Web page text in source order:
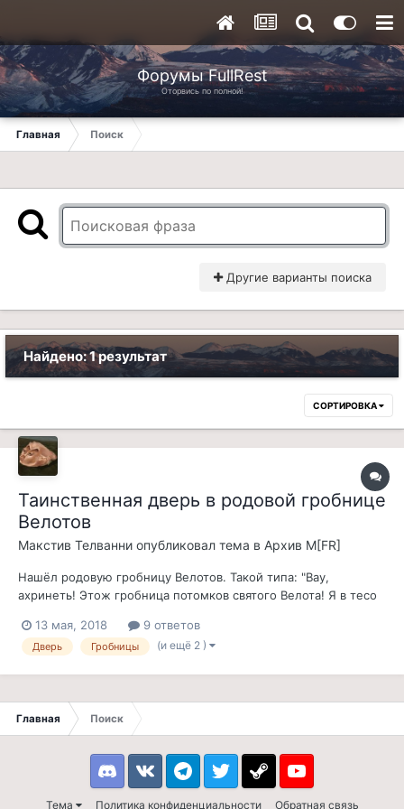
Форумы FullRest
Оторвись по полной!
Главная Поиск
Другие варианты поиска
Найдено: 1 результат
СОРТИРОВКА
Таинственная дверь в родовой гробнице
Велотов
Макстив Телванни опубликовал тема в Архив M[FR]
Нашёл родовую гробницу Велотов. Такой типа: "Вау,
ахринеть! Этож гробница потомков святого Велота! Я в тесо
уровне вижу дверь на четвёртый, которая не открывается без
ключа! Где этот ключ? Играю на вашей сборке
13 мая, 2018 9 ответов
Дверь Гробницы (и ещё 2 )
Главная Поиск
Тема Политика конфиденциальности Обратная связь
DiscordVK TelegramTwitter Steam Youtube